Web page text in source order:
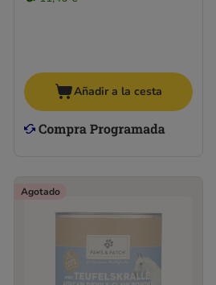
Añadir a la cesta
Agotado